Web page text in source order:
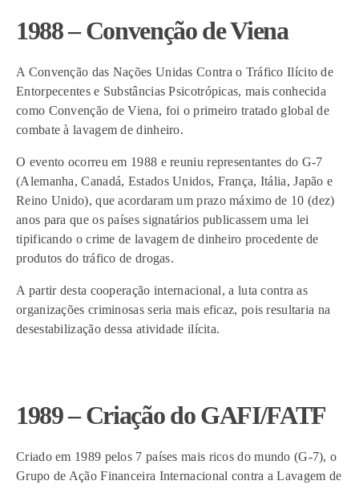
1988 – Convenção de Viena
A Convenção das Nações Unidas Contra o Tráfico Ilícito de
Entorpecentes e Substâncias Psicotrópicas, mais conhecida
como Convenção de Viena, foi o primeiro tratado global de
combate à lavagem de dinheiro.
O evento ocorreu em 1988 e reuniu representantes do G-7
(Alemanha, Canadá, Estados Unidos, França, Itália, Japão e
Reino Unido), que acordaram um prazo máximo de 10 (dez)
anos para que os países signatários publicassem uma lei
tipificando o crime de lavagem de dinheiro procedente de
produtos do tráfico de drogas.
A partir desta cooperação internacional, a luta contra as
organizações criminosas seria mais eficaz, pois resultaria na
desestabilização dessa atividade ilícita.
1989 – Criação do GAFI/FATF
Criado em 1989 pelos 7 países mais ricos do mundo (G-7), o
Grupo de Ação Financeira Internacional contra a Lavagem de